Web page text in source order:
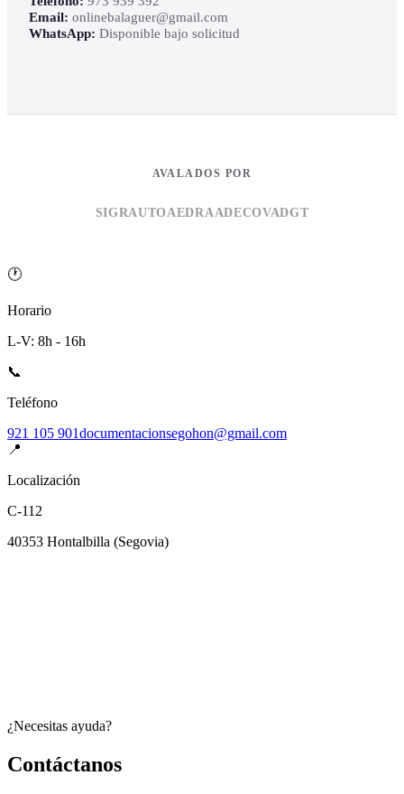
Email: onlinebalaguer@gmail.com
WhatsApp: Disponible bajo solicitud
AVALADOS POR
SIGRAUTOAEDRAADECOVADGT
🕐
Horario
L-V: 8h - 16h
📞
Teléfono
921 105 901documentacionsegohon@gmail.com
📍
Localización
C-112
40353 Hontalbilla (Segovia)
¿Necesitas ayuda?
Contáctanos